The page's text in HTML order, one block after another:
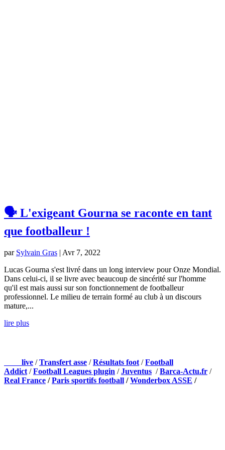
🗣 L'exigeant Gourna se raconte en tant
que footballeur !
par Sylvain Gras | Avr 7, 2022
Lucas Gourna s'est livré dans un long interview pour Onze Mondial.
Dans celui-ci, il se livre avec beaucoup de sincérité sur l'homme
qu'il est mais aussi sur son fonctionnement de footballeur
professionnel. Le milieu de terrain formé au club à un discours
mature,...
lire plus
live /Transfert asse /Résultats foot /Football
Addict /Football Leagues plugin /Juventus /Barca-Actu.fr /
Real France /Paris sportifs football /Wonderbox ASSE /